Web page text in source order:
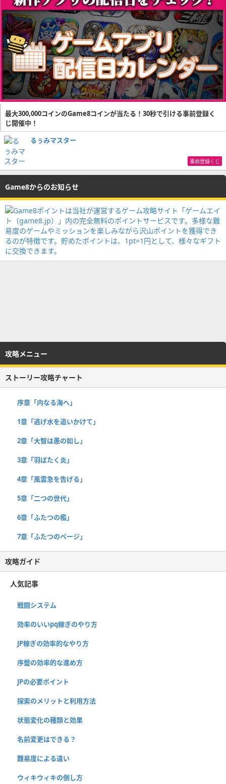
最大300,000コインのGame8コインが当たる！30秒で引ける事前登録く
じ開催中！
るぅみマスター
事前登録くじ
Game8からのお知らせ
攻略メニュー
ストーリー攻略チャート
序章「内なる海へ」
1章「逃げ水を追いかけて」
2章「大智は愚の如し」
3章「羽ばたく炎」
4章「風雲急を告げる」
5章「二つの世代」
6章「ふたつの檻」
7章「ふたつのページ」
攻略ガイド
人気記事
戦闘システム
効率のいいpq稼ぎのやり方
JP稼ぎの効率的なやり方
序盤の効率的な進め方
JPの必要ポイント
探索のメリットと利用方法
状態変化の種類と効果
名前変更はできる？
難易度による違い
ウィキウィキの倒し方